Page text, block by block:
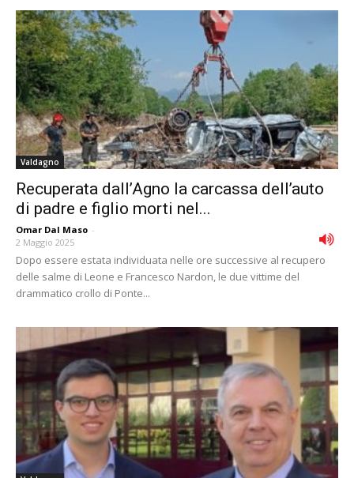
Valdagno
Recuperata dall’Agno la carcassa dell’auto
di padre e figlio morti nel...
Omar Dal Maso -
2 Maggio 2025
Dopo essere estata individuata nelle ore successive al recupero
delle salme di Leone e Francesco Nardon, le due vittime del
drammatico crollo di Ponte...